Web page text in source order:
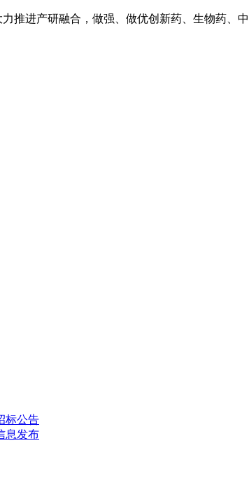
推进产研融合，做强、做优创新药、生物药、
标公告
息发布